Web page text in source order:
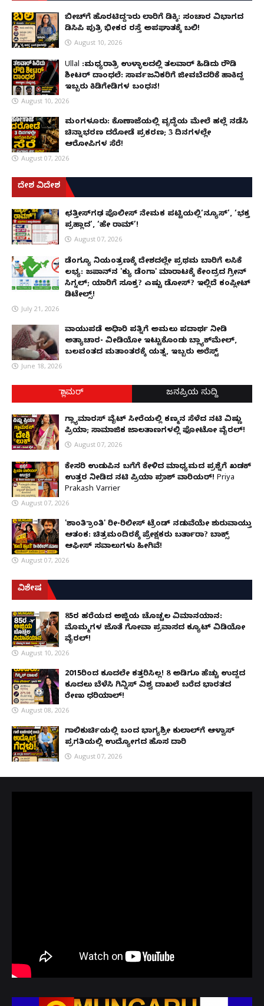
ಬೀಚ್‌ಗೆ ಹೊರಟಿದ್ದ ಕಾರು ಲಾರಿಗೆ ಡಿಕ್ಕಿ: ಸಂಚಾರ ವಿಭಾಗದ
ಡಿಸಿಪಿ ಪುತ್ರಿ ಭೀಕರ ರಸ್ತೆ ಅಪಘಾತಕ್ಕೆ ಬಲಿ!
August 10, 2026
Ullal :ಮಧ್ಯರಾತ್ರಿ ಉಳ್ಳಾಲದಲ್ಲಿ ತಲವಾರ್ ಹಿಡಿದು ರೌಡಿ
ಶೀಟರ್ ದಾಂಧಲೆ: ಸಾರ್ವಜನಿಕರಿಗೆ ಜೀವಬೆದರಿಕೆ ಹಾಕಿದ್ದ
ಇಬ್ಬರು ಕಿಡಿಗೇಡಿಗಳ ಬಂಧನ!
August 10, 2026
ಮಂಗಳೂರು: ಕೊಣಾಜೆಯಲ್ಲಿ ವೃದ್ಧೆಯ ಮೇಲೆ ಹಲ್ಲೆ ನಡೆಸಿ
ಚಿನ್ನಾಭರಣ ದರೋಡೆ ಪ್ರಕರಣ; 3 ದಿನಗಳಲ್ಲೇ
ಆರೋಪಿಗಳ ಸೆರೆ!
August 07, 2026
ದೇಶ ವಿದೇಶ
ಛತ್ತೀಸ್‌ಗಢ ಪೊಲೀಸ್ ನೇಮಕ ಪಟ್ಟಿಯಲ್ಲಿ‘ನ್ಯೂಸ್’, ‘ಭಕ್ತ
ಪ್ರಹ್ಲಾದ’, ‘ಹೇ ರಾಮ್’!
August 07, 2026
ಡೆಂಗ್ಯೂ ನಿಯಂತ್ರಣಕ್ಕೆ ದೇಶದಲ್ಲೇ ಪ್ರಥಮ ಬಾರಿಗೆ ಲಸಿಕೆ
ಲಭ್ಯ: ಜಪಾನ್‌ನ 'ಕ್ಯು ಡೆಂಗಾ' ಮಾರಾಟಕ್ಕೆ ಕೇಂದ್ರದ ಗ್ರೀನ್
ಸಿಗ್ನಲ್; ಯಾರಿಗೆ ಸೂಕ್ತ? ಎಷ್ಟು ಡೋಸ್? ಇಲ್ಲಿದೆ ಕಂಪ್ಲೀಟ್
ಡಿಟೇಲ್ಸ್!
July 21, 2026
ವಾಯುಪಡೆ ಅಧಿಕಾರಿ ಪತ್ನಿಗೆ ಅಮಲು ಪದಾರ್ಥ ನೀಡಿ
ಅತ್ಯಾಚಾರ- ವೀಡಿಯೋ ಇಟ್ಟುಕೊಂಡು ಬ್ಲ್ಯಾಕ್‌ಮೇಲ್,
ಬಲವಂತದ ಮತಾಂತರಕ್ಕೆ ಯತ್ನ, ಇಬ್ಬರು ಅರೆಸ್ಟ್
June 18, 2026
ಗ್ಲಾಮರ್ ಜನಪ್ರಿಯ ಸುದ್ದಿ
ಗ್ಲ್ಯಾಮಾರಸ್ ವೈಟ್‌ ಸೀರೆಯಲ್ಲಿ ಕಣ್ಮನ ಸೆಳೆದ ನಟಿ ವಿಷ್ಣು
ಪ್ರಿಯಾ; ಸಾಮಾಜಿಕ ಜಾಲತಾಣಗಳಲ್ಲಿ ಫೋಟೋ ವೈರಲ್!
August 07, 2026
ಕೇಸರಿ ಉಡುಪಿನ ಬಗೆಗೆ ಕೇಳಿದ ಮಾಧ್ಯಮದ ಪ್ರಶ್ನೆಗೆ ಖಡಕ್
ಉತ್ತರ ನೀಡಿದ ನಟಿ ಪ್ರಿಯಾ ಪ್ರಕಾಶ್ ವಾರಿಯರ್! Priya
Prakash Varrier
August 07, 2026
'ಶಾಂತಿ ಕ್ರಾಂತಿ' ರೀ-ರಿಲೀಸ್ ಟ್ರೆಂಡ್ ನಡುವೆಯೇ ಶುರುವಾಯ್ತು
ಆತಂಕ: ಚಿತ್ರಮಂದಿರಕ್ಕೆ ಪ್ರೇಕ್ಷಕರು ಬರ್ತಾರಾ? ಬಾಕ್ಸ್
ಆಫೀಸ್ ಸವಾಲುಗಳು ಹೀಗಿವೆ!
August 07, 2026
ವಿಶೇಷ
85ರ ಹರೆಯದ ಅಜ್ಜಿಯ ಚೊಚ್ಚಲ ವಿಮಾನಯಾನ:
ಮೊಮ್ಮಗಳ ಜೊತೆ ಗೋವಾ ಪ್ರವಾಸದ ಕ್ಯೂಟ್ ವಿಡಿಯೋ
ವೈರಲ್!
August 10, 2026
2015ರಿಂದ ಕೂದಲೇ ಕತ್ತರಿಸಿಲ್ಲ! 8 ಅಡಿಗೂ ಹೆಚ್ಚು ಉದ್ದದ
ಕೂದಲು ಬೆಳೆಸಿ ಗಿನ್ನಿಸ್ ವಿಶ್ವ ದಾಖಲೆ ಬರೆದ ಭಾರತದ
ರೇಣು ಧರಿಯಾಲ್!
August 08, 2026
ಗಾಲಿಕುರ್ಚಿಯಲ್ಲಿ ಬಂದ ಭಾಗ್ಯಶ್ರೀ ಕುಲಾಲ್‌ಗೆ ಆಳ್ವಾಸ್
ಪ್ರಗತಿಯಲ್ಲಿ ಉದ್ಯೋಗದ ಹೊಸ ದಾರಿ
August 07, 2026